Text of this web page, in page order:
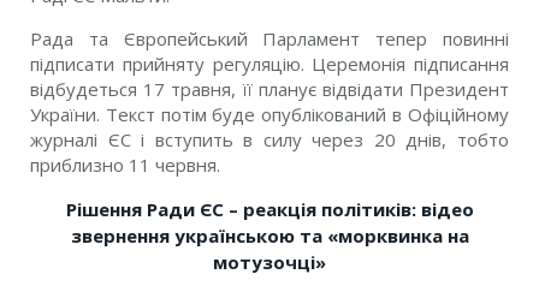
Рада та Європейський Парламент тепер повинні
підписати прийняту регуляцію. Церемонія підписання
відбудеться 17 травня, її планує відвідати Президент
України. Текст потім буде опублікований в Офіційному
журналі ЄС і вступить в силу через 20 днів, тобто
приблизно 11 червня.
Рішення Ради ЄС – реакція політиків: відео
звернення українською та «морквинка на
мотузочці»